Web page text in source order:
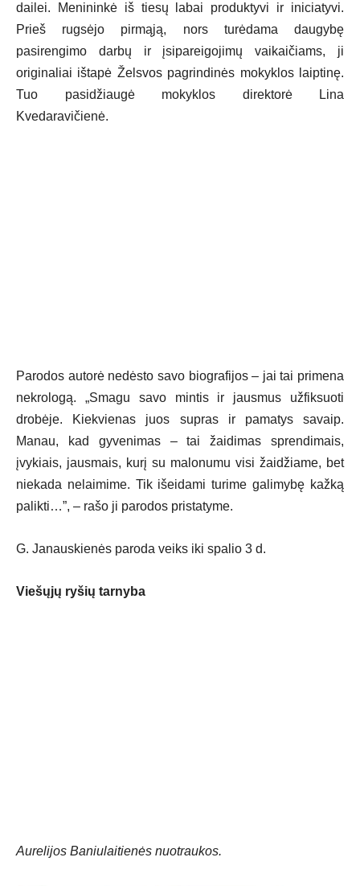
dailei. Menininkė iš tiesų labai produktyvi ir iniciatyvi.
Prieš rugsėjo pirmąją, nors turėdama daugybę
pasirengimo darbų ir įsipareigojimų vaikaičiams, ji
originaliai ištapė Želsvos pagrindinės mokyklos laiptinę.
Tuo pasidžiaugė mokyklos direktorė Lina
Kvedaravičienė.
Parodos autorė nedėsto savo biografijos – jai tai primena
nekrologą. „Smagu savo mintis ir jausmus užfiksuoti
drobėje. Kiekvienas juos supras ir pamatys savaip.
Manau, kad gyvenimas – tai žaidimas sprendimais,
įvykiais, jausmais, kurį su malonumu visi žaidžiame, bet
niekada nelaimime. Tik išeidami turime galimybę kažką
palikti…”, – rašo ji parodos pristatyme.
G. Janauskienės paroda veiks iki spalio 3 d.
Viešųjų ryšių tarnyba
Aurelijos Baniulaitienės nuotraukos.